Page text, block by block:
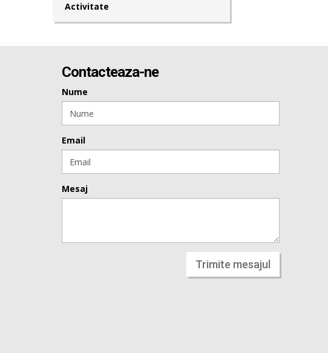
Activitate
Contacteaza-ne
Nume
Email
Mesaj
Trimite mesajul